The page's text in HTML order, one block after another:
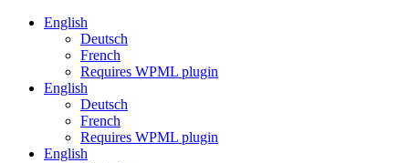
English
Deutsch
French
Requires WPML plugin
English
Deutsch
French
Requires WPML plugin
English